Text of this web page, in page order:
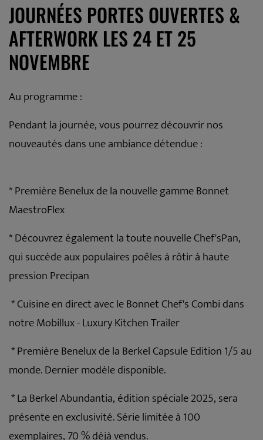
JOURNÉES PORTES OUVERTES &
AFTERWORK LES 24 ET 25
NOVEMBRE
Au programme :
Pendant la journée, vous pourrez découvrir nos
nouveautés dans une ambiance détendue :
* Première Benelux de la nouvelle gamme Bonnet
MaestroFlex
* Découvrez également la toute nouvelle Chef'sPan,
qui succède aux populaires poêles à rôtir à haute
pression Precipan
* Cuisine en direct avec le Bonnet Chef's Combi dans
notre Mobillux - Luxury Kitchen Trailer
* Première Benelux de la Berkel Capsule Edition 1/5 au
monde. Dernier modèle disponible.
* La Berkel Abundantia, édition spéciale 2025, sera
présente en exclusivité. Série limitée à 100
exemplaires, 70 % déjà vendus.